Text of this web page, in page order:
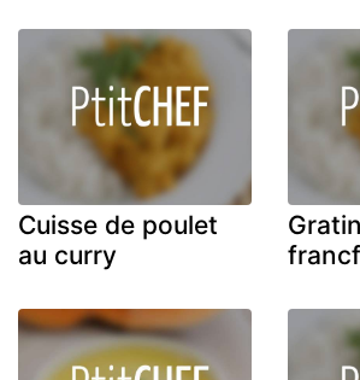
Cuisse de poulet
au curry